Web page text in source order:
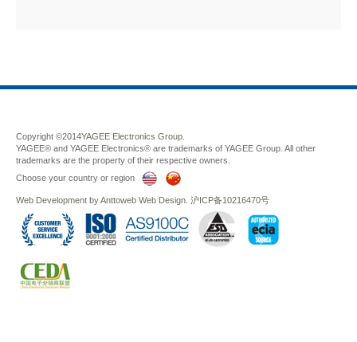
Copyright ©2014YAGEE Electronics Group.
YAGEE® and YAGEE Electronics® are trademarks of YAGEE Group. All other
trademarks are the property of their respective owners.
Choose your country or region
Web Development byAnttoweb Web Design 沪ICP备10216470号